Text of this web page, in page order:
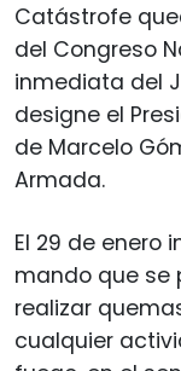
Catástrofe
del Congreso
inmediata del
designe el
de Marcelo
Armada.
El 29 de enero
mando que se
realizar
cualquier